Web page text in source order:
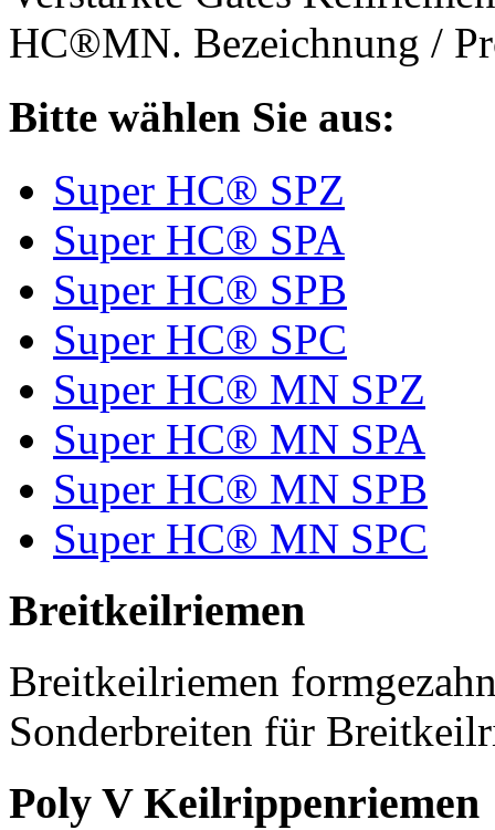
HC®MN. Bezeichnung /
Bitte wählen Sie aus:
Super HC® SPZ
Super HC® SPA
Super HC® SPB
Super HC® SPC
Super HC® MN SPZ
Super HC® MN SPA
Super HC® MN SPB
Super HC® MN SPC
Breitkeilriemen
Breitkeilriemen
Sonderbreiten für
Poly V Keilrippenriemen